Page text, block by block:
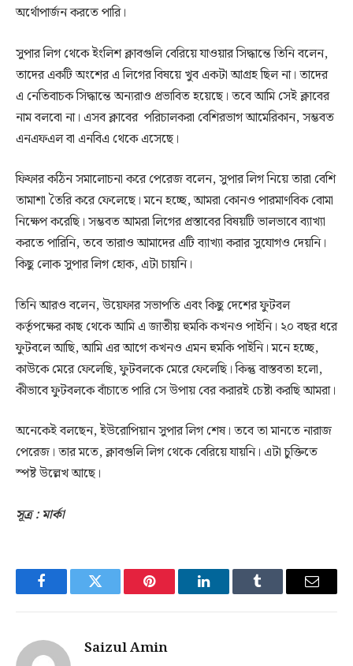
অর্থোপার্জন করতে পারি।
সুপার লিগ থেকে ইংলিশ ক্লাবগুলি বেরিয়ে যাওয়ার সিদ্ধান্তে তিনি বলেন,
তাদের একটি অংশের এ লিগের বিষয়ে খুব একটা আগ্রহ ছিল না। তাদের
এ নেতিবাচক সিদ্ধান্তে অন্যরাও প্রভাবিত হয়েছে। তবে আমি সেই ক্লাবের
নাম বলবো না। এসব ক্লাবের পরিচালকরা বেশিরভাগ আমেরিকান, সম্ভবত
এনএফএল বা এনবিএ থেকে এসেছে।
ফিফার কঠিন সমালোচনা করে পেরেজ বলেন, সুপার লিগ নিয়ে তারা বেশি
তামাশা তৈরি করে ফেলেছে। মনে হচ্ছে, আমরা কোনও পারমাণবিক বোমা
নিক্ষেপ করেছি। সম্ভবত আমরা লিগের প্রস্তাবের বিষয়টি ভালভাবে ব্যাখ্যা
করতে পারিনি, তবে তারাও আমাদের এটি ব্যাখ্যা করার সুযোগও দেয়নি।
কিছু লোক সুপার লিগ হোক, এটা চায়নি।
তিনি আরও বলেন, উয়েফার সভাপতি এবং কিছু দেশের ফুটবল
কর্তৃপক্ষের কাছ থেকে আমি এ জাতীয় হুমকি কখনও পাইনি। ২০ বছর ধরে
ফুটবলে আছি, আমি এর আগে কখনও এমন হুমকি পাইনি। মনে হচ্ছে,
কাউকে মেরে ফেলেছি, ফুটবলকে মেরে ফেলেছি। কিন্তু বাস্তবতা হলো,
কীভাবে ফুটবলকে বাঁচাতে পারি সে উপায় বের করারই চেষ্টা করছি আমরা।
অনেকেই বলছেন, ইউরোপিয়ান সুপার লিগ শেষ। তবে তা মানতে নারাজ
পেরেজ। তার মতে, ক্লাবগুলি লিগ থেকে বেরিয়ে যায়নি। এটা চুক্তিতে
স্পষ্ট উল্লেখ আছে।
সূত্র : মার্কা
FacebookTwitter Pinterest LinkedInTumblr Email
Saizul Amin